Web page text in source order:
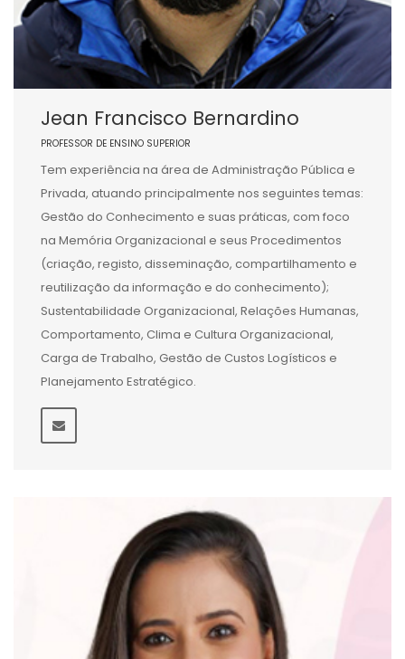
Jean Francisco Bernardino
PROFESSOR DE ENSINO SUPERIOR
Tem experiência na área de Administração Pública e
Privada, atuando principalmente nos seguintes temas:
Gestão do Conhecimento e suas práticas, com foco
na Memória Organizacional e seus Procedimentos
(criação, registo, disseminação, compartilhamento e
reutilização da informação e do conhecimento);
Sustentabilidade Organizacional, Relações Humanas,
Comportamento, Clima e Cultura Organizacional,
Carga de Trabalho, Gestão de Custos Logísticos e
Planejamento Estratégico.